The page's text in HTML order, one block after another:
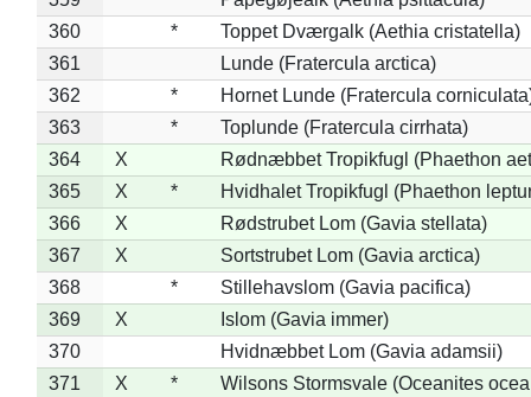
360
*
Toppet Dværgalk (Aethia cristatella)
361
Lunde (Fratercula arctica)
362
*
Hornet Lunde (Fratercula
363
*
Toplunde (Fratercula cirrhata)
364
X
Rødnæbbet Tropikfugl (Phaethon
365
X *
Hvidhalet Tropikfugl (Phaethon
366
X
Rødstrubet Lom (Gavia stellata)
367
X
Sortstrubet Lom (Gavia arctica)
368
*
Stillehavslom (Gavia pacifica)
369
X
Islom (Gavia immer)
370
Hvidnæbbet Lom (Gavia adamsii)
371
X *
Wilsons Stormsvale (Oceanites